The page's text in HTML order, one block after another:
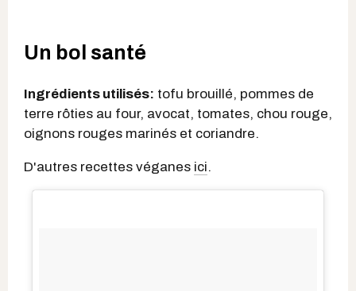
Un bol santé
Ingrédients utilisés: tofu brouillé, pommes de
terre rôties au four, avocat, tomates, chou rouge,
oignons rouges marinés et coriandre.
D'autres recettes véganes ici.